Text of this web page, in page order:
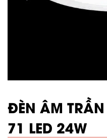
ĐÈN ÂM
71 LED 24W